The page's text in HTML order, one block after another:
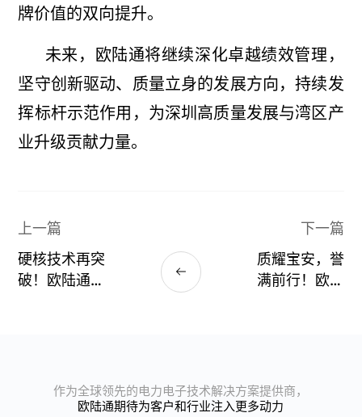
牌价值的双向提升。
未来，欧陆通将继续深化卓越绩效管理，
坚守创新驱动、质量立身的发展方向，持续发
挥标杆示范作用，为深圳高质量发展与湾区产
业升级贡献力量。
上一篇
硬核技术再突
破！欧陆通
统斩获
CITE2026创新
下一篇
质耀宝安，誉
满前行！欧陆
作为全球领先的电力电子技术解决方案提供商，
欧陆通期待为客户和行业注入更多动力